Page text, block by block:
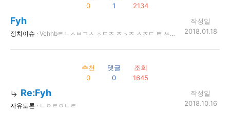
0
1
2134
Fyh
정치이슈 · Vchhbㅌㄴㅅㅂㄱㅅ ㅎㄷㅈ ㅈㅎㅈ ㅅㅈㄷ ㅌ ㅆㅈ6
작성일
2018.01.18
추천
0
댓글
0
조회
1645
Re:Fyh
자유토론 · ㄴㅇㄹㅇㄴㄹ
작성일
2018.10.16